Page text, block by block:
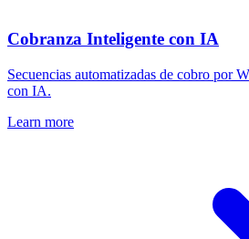
Cobranza Inteligente con IA
Secuencias automatizadas de cobro por
con IA.
Learn more